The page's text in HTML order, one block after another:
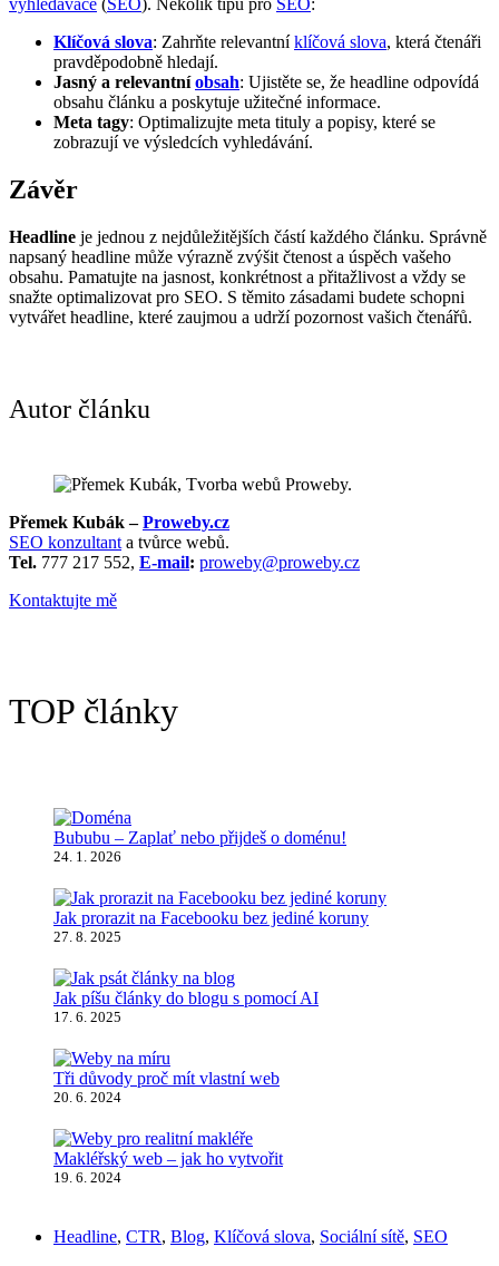
vyhledávače (SEO). Několik tipů pro SEO:
Klíčová slova: Zahrňte relevantníklíčová slova, která čtenáři
pravděpodobně hledají.
Jasný a relevantníobsah: Ujistěte se, že headline odpovídá
obsahu článku a poskytuje užitečné informace.
Meta tagy: Optimalizujte meta tituly a popisy, které se
zobrazují ve výsledcích vyhledávání.
Závěr
Headline je jednou z nejdůležitějších částí každého článku. Správně
napsaný headline může výrazně zvýšit čtenost a úspěch vašeho
obsahu. Pamatujte na jasnost, konkrétnost a přitažlivost a vždy se
snažte optimalizovat pro SEO. S těmito zásadami budete schopni
vytvářet headline, které zaujmou a udrží pozornost vašich čtenářů.
Autor článku
Přemek Kubák –Proweby.cz
SEO konzultant a tvůrce webů.
Tel. 777 217 552, E-mail: proweby@proweby.cz
Kontaktujte mě
TOP články
Bububu – Zaplať nebo přijdeš o doménu!
24. 1. 2026
Jak prorazit na Facebooku bez jediné koruny
27. 8. 2025
Jak píšu články do blogu s pomocí AI
17. 6. 2025
Tři důvody proč mít vlastní web
20. 6. 2024
Makléřský web – jak ho vytvořit
19. 6. 2024
Headline, CTR, Blog, Klíčová slova, Sociální sítě, SEO